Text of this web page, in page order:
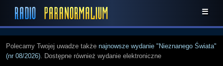
☰
Polecamy Twojej uwadze także najnowsze wydanie "Nieznanego Świata"
(nr 08/2026). Dostępne również wydanie elektroniczne